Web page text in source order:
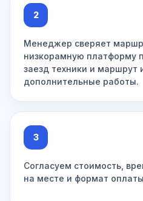
2
Менеджер сверяет
низкорамную платформу
заезд техники и маршрут
дополнительные работы.
3
Согласуем стоимость,
на месте и формат